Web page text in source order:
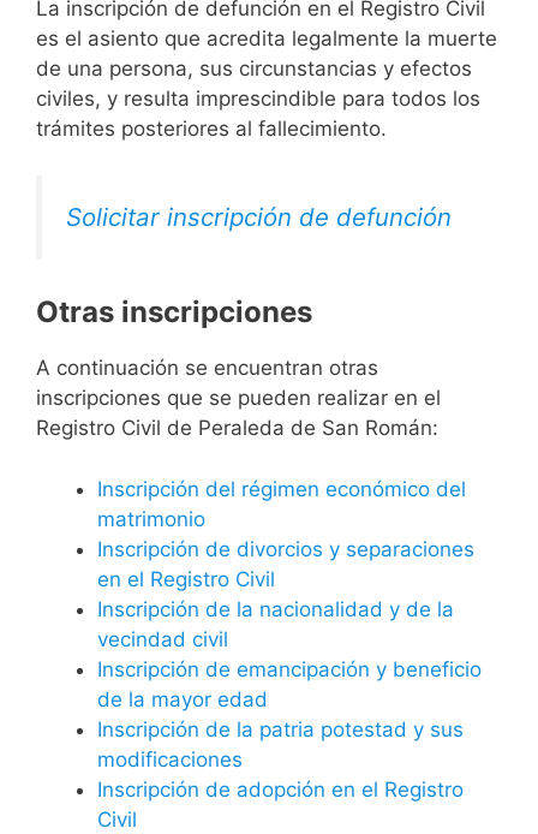
La inscripción de defunción en el Registro Civil
es el asiento que acredita legalmente la muerte
de una persona, sus circunstancias y efectos
civiles, y resulta imprescindible para todos los
trámites posteriores al fallecimiento.
Solicitar inscripción de defunción
Otras inscripciones
A continuación se encuentran otras
inscripciones que se pueden realizar en el
Registro Civil de Peraleda de San Román:
Inscripción del régimen económico del
matrimonio
Inscripción de divorcios y separaciones
en el Registro Civil
Inscripción de la nacionalidad y de la
vecindad civil
Inscripción de emancipación y beneficio
de la mayor edad
Inscripción de la patria potestad y sus
modificaciones
Inscripción de adopción en el Registro
Civil